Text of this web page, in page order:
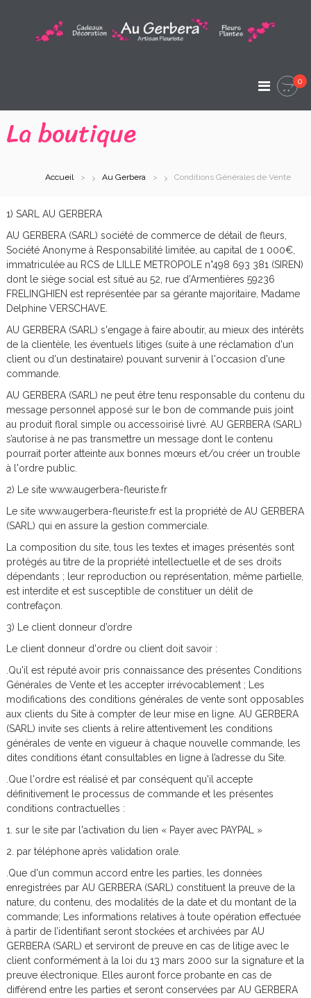
c
e
r
r
a
A
r
t
i
s
a
n
F
l
e
u
r
i
s
t
e
à
F
r
e
l
i
n
g
h
i
e
n
F
s
e
0
La boutique
Accueil Au Gerbera Conditions Générales de Vente
1) SARL AU GERBERA
AU GERBERA (SARL) société de commerce de détail de fleurs,
Société Anonyme à Responsabilité limitée, au capital de 1 000€,
immatriculée au RCS de LILLE METROPOLE n°498 693 381 (SIREN)
dont le siège social est situé au 52, rue d’Armentières 59236
FRELINGHIEN est représentée par sa gérante majoritaire, Madame
Delphine VERSCHAVE.
AU GERBERA (SARL) s'engage à faire aboutir, au mieux des intérêts
de la clientèle, les éventuels litiges (suite à une réclamation d'un
client ou d'un destinataire) pouvant survenir à l'occasion d'une
commande.
AU GERBERA (SARL) ne peut être tenu responsable du contenu du
message personnel apposé sur le bon de commande puis joint
au produit floral simple ou accessoirisé livré. AU GERBERA (SARL)
s’autorise à ne pas transmettre un message dont le contenu
pourrait porter atteinte aux bonnes mœurs et/ou créer un trouble
à l'ordre public.
2) Le site www.augerbera-fleuriste.fr
Le site www.augerbera-fleuriste.fr est la propriété de AU GERBERA
(SARL) qui en assure la gestion commerciale.
La composition du site, tous les textes et images présentés sont
protégés au titre de la propriété intellectuelle et de ses droits
dépendants ; leur reproduction ou représentation, même partielle,
est interdite et est susceptible de constituer un délit de
contrefaçon.
3) Le client donneur d’ordre
Le client donneur d'ordre ou client doit savoir :
.Qu'il est réputé avoir pris connaissance des présentes Conditions
Générales de Vente et les accepter irrévocablement ; Les
modifications des conditions générales de vente sont opposables
aux clients du Site à compter de leur mise en ligne. AU GERBERA
(SARL) invite ses clients à relire attentivement les conditions
générales de vente en vigueur à chaque nouvelle commande, les
dites conditions étant consultables en ligne à l’adresse du Site.
.Que l'ordre est réalisé et par conséquent qu'il accepte
définitivement le processus de commande et les présentes
conditions contractuelles :
1. sur le site par l'activation du lien « Payer avec PAYPAL »
2. par téléphone après validation orale.
.Que d'un commun accord entre les parties, les données
enregistrées par AU GERBERA (SARL) constituent la preuve de la
nature, du contenu, des modalités de la date et du montant de la
commande; Les informations relatives à toute opération effectuée
à partir de l’identifiant seront stockées et archivées par AU
GERBERA (SARL) et serviront de preuve en cas de litige avec le
client conformément à la loi du 13 mars 2000 sur la signature et la
preuve électronique. Elles auront force probante en cas de
différend entre les parties et seront conservées par AU GERBERA